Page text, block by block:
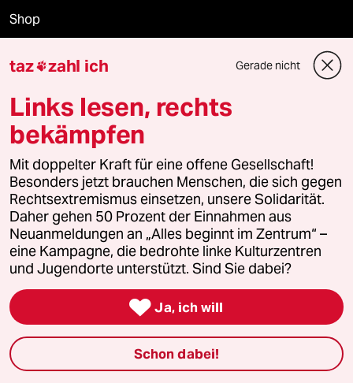
Shop
Anzeigen
Fragen & Hilfe
Feedback
Aboservice
ePaper Login
Downloads für Abonnierende
© 2026 taz Verlags und Vertriebs GmbH
taz zahl ich Gerade nicht
Links lesen, rechts
bekämpfen
Mit doppelter Kraft für eine offene Gesellschaft!
Besonders jetzt brauchen Menschen, die sich gegen
Rechtsextremismus einsetzen, unsere Solidarität.
Daher gehen 50 Prozent der Einnahmen aus
Neuanmeldungen an „Alles beginnt im Zentrum“ –
eine Kampagne, die bedrohte linke Kulturzentren
und Jugendorte unterstützt. Sind Sie dabei?
 Ja, ich will
Schon dabei!